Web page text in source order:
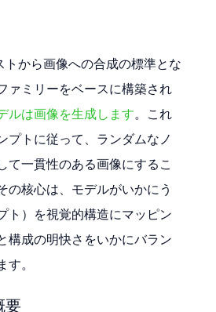
から画像への合成の標準とな
ァミリーをベースに構築され
ルは画像を生成します。これ
プトに従って、ランダムなノ
て一貫性のある画像にするこ
の核心は、モデルがいかにう
ト）を視覚的構造にマッピン
構成の明快さをいかにバラン
。
要